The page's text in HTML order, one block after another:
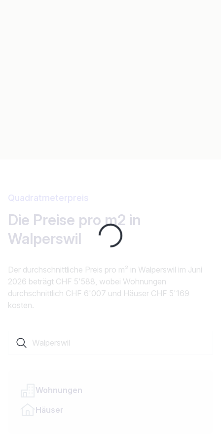
Loading...
Quadratmeterpreis
Die Preise pro m2 in
Walperswil
Der durchschnittliche Preis pro m² in Walperswil im Juni
2026 beträgt CHF 5'588, wobei Wohnungen
durchschnittlich CHF 6'007 und Häuser CHF 5'169
kosten.
Wohnungen
Häuser